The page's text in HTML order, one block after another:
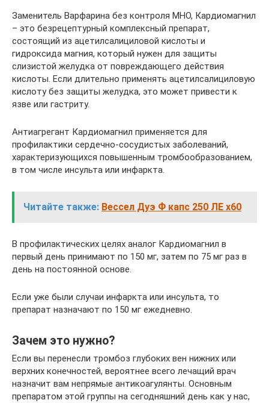
Заменитель Варфарина без контроля МНО, Кардиомагнил
– это безрецептурный комплексный препарат,
состоящий из ацетилсалициловой кислоты и
гидроксида магния, который нужен для защиты
слизистой желудка от повреждающего действия
кислоты. Если длительно применять ацетилсалициловую
кислоту без защиты желудка, это может привести к
язве или гастриту.
Антиагрегант Кардиомагнил применяется для
профилактики сердечно-сосудистых заболеваний,
характеризующихся повышенным тромбообразованием,
в том числе инсульта или инфаркта.
Читайте также: Вессел Дуэ Ф капс 250 ЛЕ x60
В профилактических целях аналог Кардиомагнил в
первый день принимают по 150 мг, затем по 75 мг раз в
день на постоянной основе.
Если уже были случаи инфаркта или инсульта, то
препарат назначают по 150 мг ежедневно.
Зачем это нужно?
Если вы перенесли тромбоз глубоких вен нижних или
верхних конечностей, вероятнее всего лечащий врач
назначит вам непрямые антикоагулянты. Основным
препаратом этой группы на сегодняшний день как у нас,